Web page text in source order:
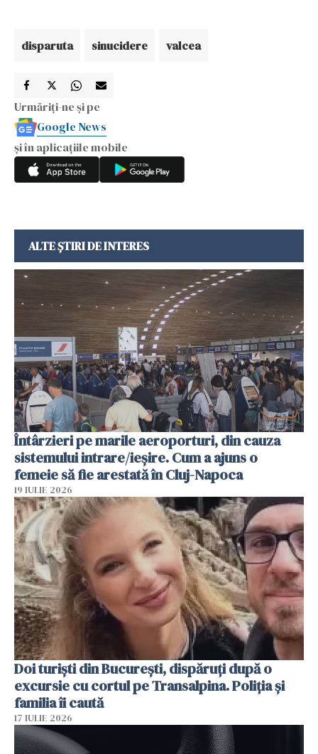
disparuta sinucidere valcea
Urmăriți-ne și pe
Google News
și în aplicațiile mobile
ALTE ȘTIRI DE INTERES
Întârzieri pe marile aeroporturi, din cauza
sistemului intrare/ieșire. Cum a ajuns o
femeie să fie arestată în Cluj-Napoca
19 IULIE 2026
Doi turiști din București, dispăruți după o
excursie cu cortul pe Transalpina. Poliția și
familia îi caută
17 IULIE 2026